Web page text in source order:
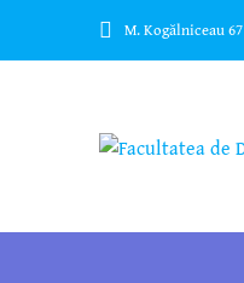
M. Kogălniceau 67